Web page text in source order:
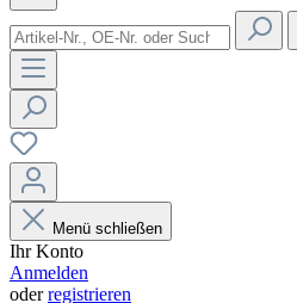
Menü schließen
Ihr Konto
Anmelden
oderregistrieren